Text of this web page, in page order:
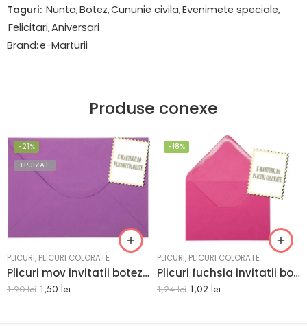
Taguri: Nunta,Botez,Cununie civila,Evenimete speciale,
Felicitari,Aniversari
Brand:e-Marturii
Produse conexe
-21%
EPUIZAT
PLICURI, PLICURI COLORATE
Plicuri mov invitatii botez C5 162×229 mm set 20 buc
1,90lei 1,50 lei
-18%
PLICURI, PLICURI COLORATE
Plicuri fuchsia invitatii botez 125 x 175 mm set 20 buc
1,24lei 1,02 lei